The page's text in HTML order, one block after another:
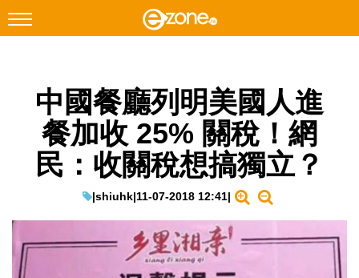
Facebook Instagram
科技焦點
網絡生活
教學評測
EduTech
中國餐廳列明美國人進
餐加收 25% 關稅！網
民：收關稅想搞獨立？
|shiuhk|11-07-2018 12:41|